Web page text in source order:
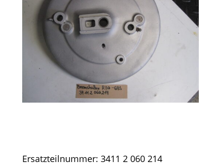
Ersatzteilnummer: 3411 2 060 214